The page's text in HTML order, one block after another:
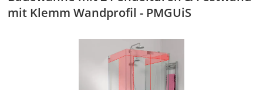
mit Klemm Wandprofil - PMGUiS